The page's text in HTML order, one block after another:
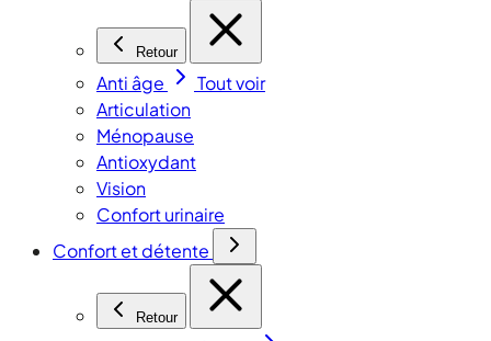
Retour
Anti âge
Tout voir
Articulation
Ménopause
Antioxydant
Vision
Confort urinaire
Confort et détente
Retour